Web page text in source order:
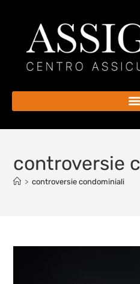
controversie
> controversie condominiali